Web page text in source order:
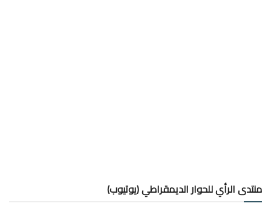
منتدى الرأي للحوار الديمقراطي (يوتيوب)